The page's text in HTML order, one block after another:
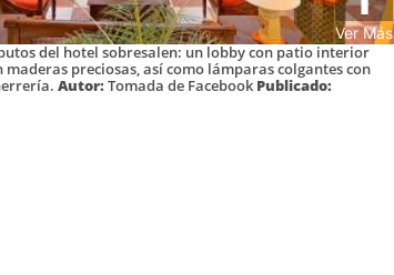
Ver Más
del hotel sobresalen: un lobby con patio interior
preciosas, así como lámparas colgantes con
Autor: Tomada de Facebook Publicado: